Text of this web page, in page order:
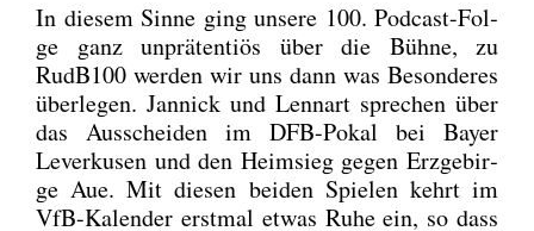
In die­sem Sin­ne ging unse­re 100. Pod­cast-Fol­
ge ganz unprä­ten­ti­ös über die Büh­ne, zu
RudB100 wer­den wir uns dann was Beson­de­res
über­le­gen. Jan­nick und Lenn­art spre­chen über
das Aus­schei­den im DFB-Pokal bei Bay­er
Lever­ku­sen und den Heim­sieg gegen Erz­ge­bir­
ge Aue. Mit die­sen bei­den Spie­len kehrt im
VfB-Kalen­der erst­mal etwas Ruhe ein, so dass